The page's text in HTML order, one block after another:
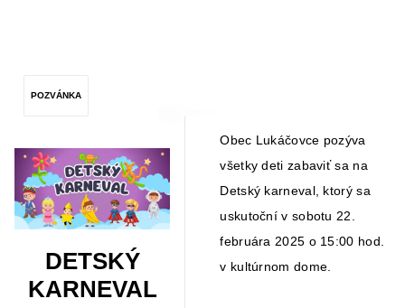
POZVÁNKA: DETSKÝ KARNEVAL
POZVÁNKA
DETSKÝ
KARNEVAL
Obec Lukáčovce pozýva
všetky deti zabaviť sa na
Detský karneval, ktorý sa
uskutoční v sobotu 22.
februára 2025 o 15:00 hod.
v kultúrnom dome.